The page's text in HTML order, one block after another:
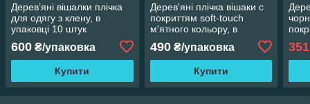
Дерев’яні вішалки плічка
для одягу з клену, в
упаковці 10 штук
600 ₴/упаковка
Купити
Дерев'яні плічка вішаки c
покриттям soft-touch
м'ятного кольору, в
490₴/упаковка
Купити
351